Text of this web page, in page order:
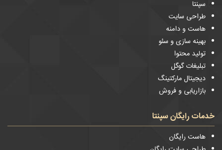
سپنتا
طراحی سایت
هاست و دامنه
بهینه سازی و سئو
تولید محتوا
تبلیغات گوگل
دیجیتال مارکتینگ
بازاریابی و فروش
خدمات رایگان سپنتا
هاست رایگان